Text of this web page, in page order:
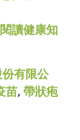
讀健康知
有限公
苗, 帶狀疱